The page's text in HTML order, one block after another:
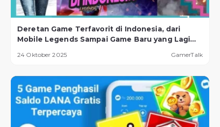
Deretan Game Terfavorit di Indonesia, dari
Mobile Legends Sampai Game Baru yang Lagi
24 Oktober 2025 GamerTalk